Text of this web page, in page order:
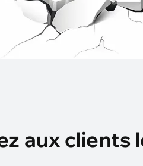
aux clients